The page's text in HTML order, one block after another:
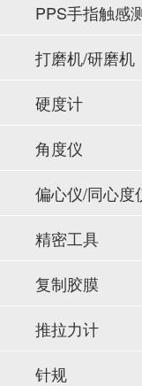
PPS手指触感
系统
打磨机/研磨机
硬度计
角度仪
偏心仪/同心度
精密工具
复制胶膜
推拉力计
针规